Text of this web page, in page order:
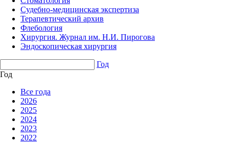
Судебно-медицинская экспертиза
Терапевтический архив
Флебология
Хирургия. Журнал им. Н.И. Пирогова
Эндоскопическая хирургия
Год
Год
Все года
2026
2025
2024
2023
2022